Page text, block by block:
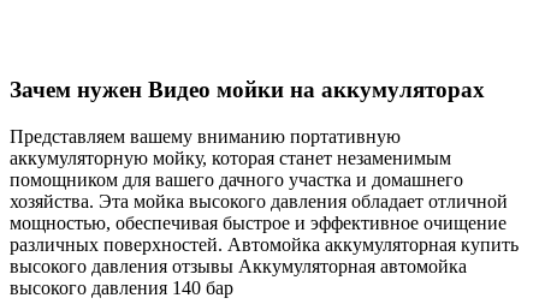
Зачем нужен Видео мойки на аккумуляторах
Представляем вашему вниманию портативную
аккумуляторную мойку, которая станет незаменимым
помощником для вашего дачного участка и домашнего
хозяйства. Эта мойка высокого давления обладает отличной
мощностью, обеспечивая быстрое и эффективное очищение
различных поверхностей. Автомойка аккумуляторная купить
высокого давления отзывы Аккумуляторная автомойка
высокого давления 140 бар